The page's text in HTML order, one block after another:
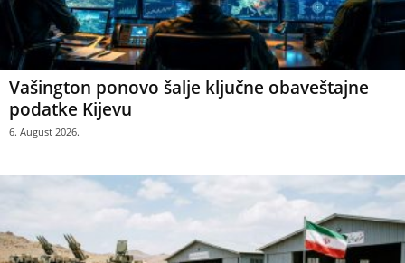
Vašington ponovo šalje ključne obaveštajne
podatke Kijevu
6. August 2026.